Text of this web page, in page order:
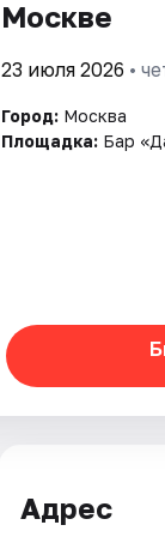
Москве
23 июля 2026 •
Город: Москва
Площадка: Бар
Адрес